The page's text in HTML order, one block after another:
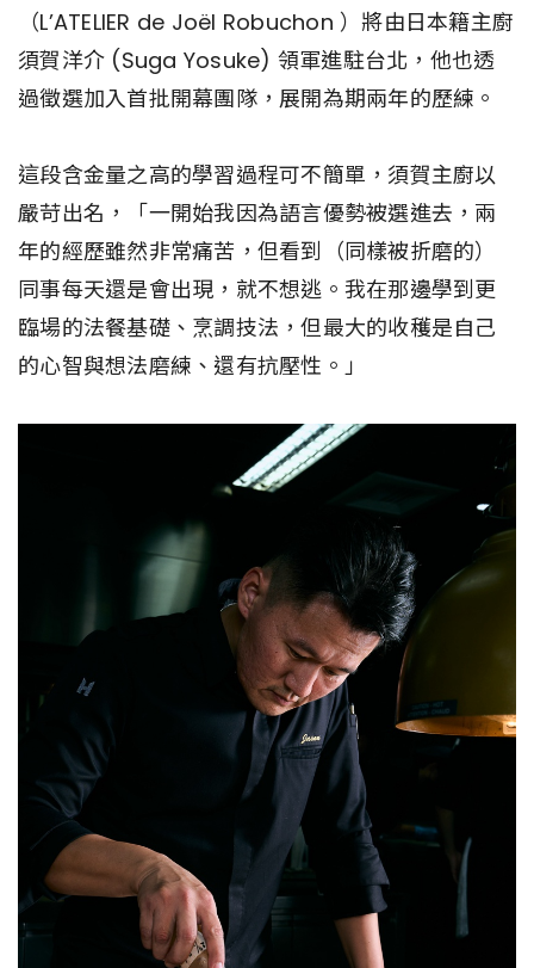
（L’ATELIER de Joël Robuchon ）將由日本籍主廚
須賀洋介 (Suga Yosuke) 領軍進駐台北，他也透
過徵選加入首批開幕團隊，展開為期兩年的歷練。
這段含金量之高的學習過程可不簡單，須賀主廚以
嚴苛出名，「一開始我因為語言優勢被選進去，兩
年的經歷雖然非常痛苦，但看到（同樣被折磨的）
同事每天還是會出現，就不想逃。我在那邊學到更
臨場的法餐基礎、烹調技法，但最大的收穫是自己
的心智與想法磨練、還有抗壓性。」